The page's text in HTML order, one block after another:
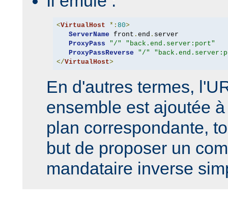
<VirtualHost *: 80>
ServerName front . end . server
ProxyPass
"/"
"back.end.server:port"
ProxyPassReverse
"/"
</VirtualHost>
En d'autres termes,
ensemble est ajoutée
plan correspondante,
but de proposer un
mandataire inverse